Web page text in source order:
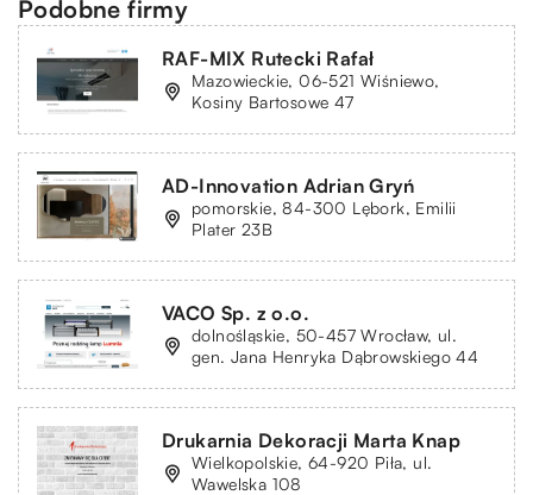
Podobne firmy
RAF-MIX Rutecki Rafał
Mazowieckie, 06-521 Wiśniewo,
Kosiny Bartosowe 47
AD-Innovation Adrian Gryń
pomorskie, 84-300 Lębork, Emilii
Plater 23B
VACO Sp. z o.o.
dolnośląskie, 50-457 Wrocław, ul.
gen. Jana Henryka Dąbrowskiego 44
Drukarnia Dekoracji Marta Knap
Wielkopolskie, 64-920 Piła, ul.
Wawelska 108